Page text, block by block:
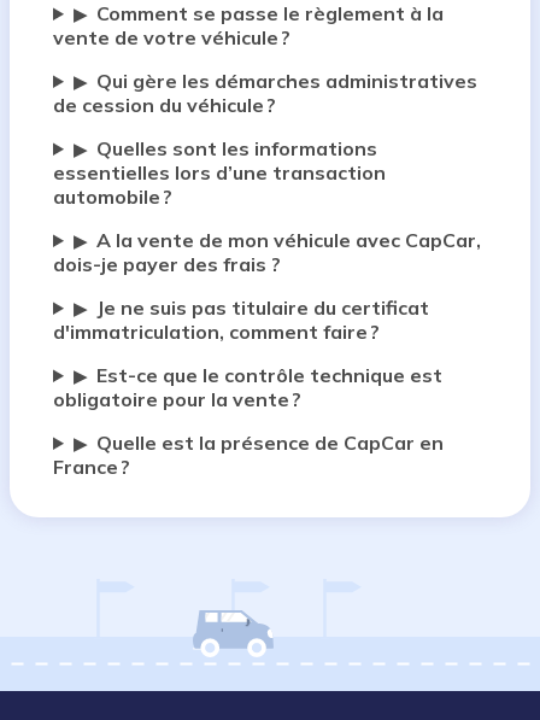
▶ Comment se passe le règlement à la
vente de votre véhicule ?
▶ Qui gère les démarches administratives
de cession du véhicule ?
▶ Quelles sont les informations
essentielles lors d’une transaction
automobile ?
▶ A la vente de mon véhicule avec CapCar,
dois-je payer des frais ?
▶
Je ne suis pas titulaire du certificat
d'immatriculation, comment faire ?
▶ Est-ce que le contrôle technique est
obligatoire pour la vente ?
▶ Quelle est la présence de CapCar en
France ?